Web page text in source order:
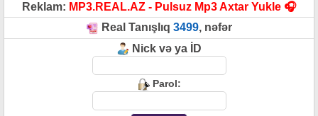
Reklam: MP3.REAL.AZ - Pulsuz Mp3 Axtar Yukle 🎧
Real Tanışlıq 3499, nəfər
Nick və ya İD
Parol: